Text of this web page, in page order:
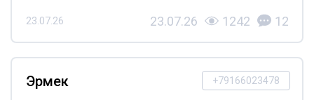
23.07.26 23.07.26 1242 12
+79166023478
Эрмек